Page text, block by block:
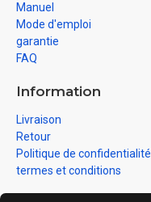
Manuel
Mode d'emploi
garantie
FAQ
Information
Livraison
Retour
Politique de confidentialité
termes et conditions